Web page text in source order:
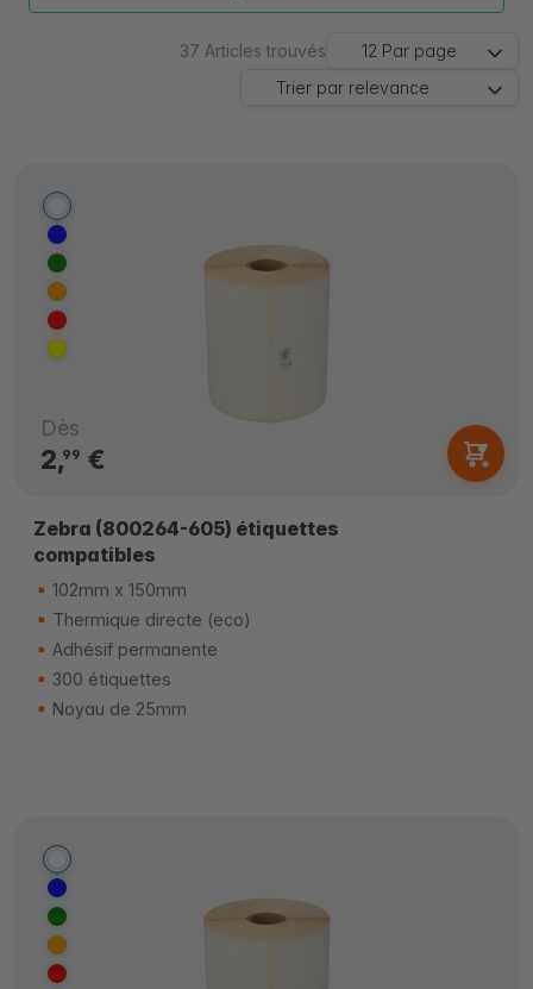
37 Articles trouvés 12 Par page
Trier par relevance
Dès
2,99 €
Zebra (800264-605) étiquettes
compatibles
102mm x 150mm
Thermique directe (eco)
Adhésif permanente
300 étiquettes
Noyau de 25mm